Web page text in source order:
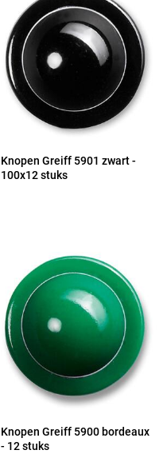
Knopen Greiff 5901 zwart -
100x12 stuks
Knopen Greiff 5900 bordeaux
- 12 stuks